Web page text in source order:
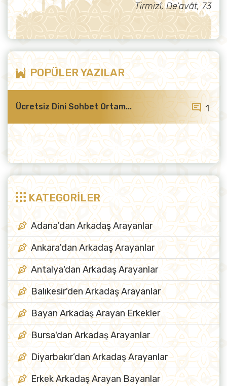
Tirmizî, De’avât, 73
POPÜLER YAZILAR
Ücretsiz Dini Sohbet Ortam... 1
KATEGORİLER
Adana'dan Arkadaş Arayanlar
Ankara'dan Arkadaş Arayanlar
Antalya'dan Arkadaş Arayanlar
Balıkesir'den Arkadaş Arayanlar
Bayan Arkadaş Arayan Erkekler
Bursa'dan Arkadaş Arayanlar
Diyarbakır’dan Arkadaş Arayanlar
Erkek Arkadaş Arayan Bayanlar